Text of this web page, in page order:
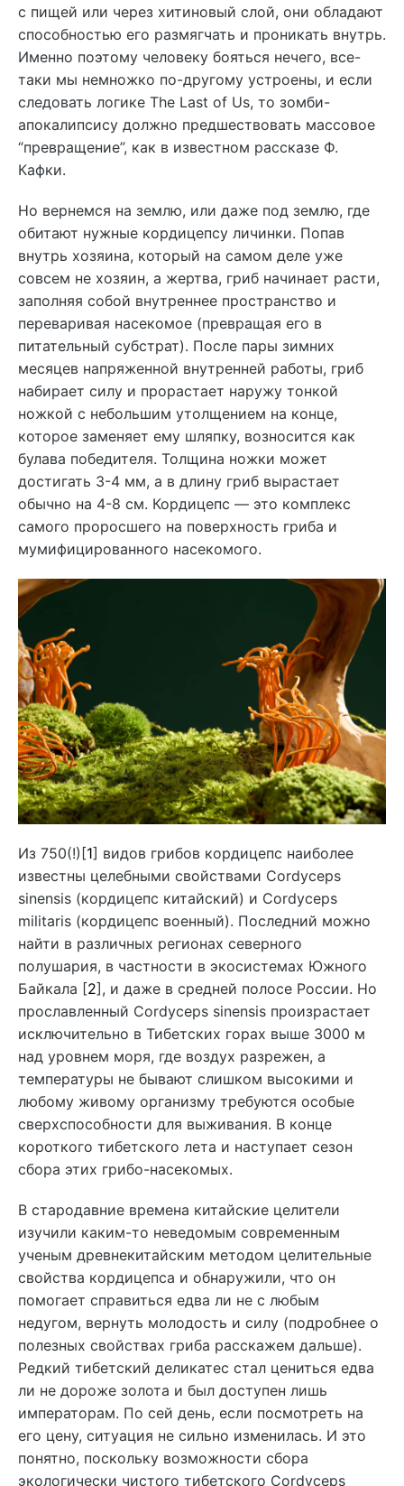
с пищей или через хитиновый слой, они обладают
способностью его размягчать и проникать внутрь.
Именно поэтому человеку бояться нечего, все-
таки мы немножко по-другому устроены, и если
следовать логике The Last of Us, то зомби-
апокалипсису должно предшествовать массовое
“превращение”, как в известном рассказе Ф.
Кафки.
Но вернемся на землю, или даже под землю, где
обитают нужные кордицепсу личинки. Попав
внутрь хозяина, который на самом деле уже
совсем не хозяин, а жертва, гриб начинает расти,
заполняя собой внутреннее пространство и
переваривая насекомое (превращая его в
питательный субстрат). После пары зимних
месяцев напряженной внутренней работы, гриб
набирает силу и прорастает наружу тонкой
ножкой с небольшим утолщением на конце,
которое заменяет ему шляпку, возносится как
булава победителя. Толщина ножки может
достигать 3-4 мм, а в длину гриб вырастает
обычно на 4-8 см. Кордицепс — это комплекс
самого проросшего на поверхность гриба и
мумифицированного насекомого.
Из 750(!)[1] видов грибов кордицепс наиболее
известны целебными свойствами Cordyceps
sinensis (кордицепс китайский) и Cordyceps
militaris (кордицепс военный). Последний можно
найти в различных регионах северного
полушария, в частности в экосистемах Южного
Байкала [2], и даже в средней полосе России. Но
прославленный Cordyceps sinensis произрастает
исключительно в Тибетских горах выше 3000 м
над уровнем моря, где воздух разрежен, а
температуры не бывают слишком высокими и
любому живому организму требуются особые
сверхспособности для выживания. В конце
короткого тибетского лета и наступает сезон
сбора этих грибо-насекомых.
В стародавние времена китайские целители
изучили каким-то неведомым современным
ученым древнекитайским методом целительные
свойства кордицепса и обнаружили, что он
помогает справиться едва ли не с любым
недугом, вернуть молодость и силу (подробнее о
полезных свойствах гриба расскажем дальше).
Редкий тибетский деликатес стал цениться едва
ли не дороже золота и был доступен лишь
императорам. По сей день, если посмотреть на
его цену, ситуация не сильно изменилась. И это
понятно, поскольку возможности сбора
экологически чистого тибетского Cordyceps